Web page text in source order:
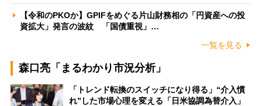
【令和のPKOか】GPIFをめぐる片山財務相の「円資産への投
資拡大」発言の波紋 「国債重視」…
一覧を見る
森口亮「まるわかり市況分析」
「トレンド転換のスイッチになり得る」“介入慣
れ”した市場心理を変える「日米協調為替介入」